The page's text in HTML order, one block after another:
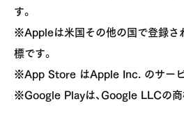
す。
※Appleは米国その他の国で登録
標です。
※App Store はApple Inc. のサービ
※Google Playは、Google LLCの商